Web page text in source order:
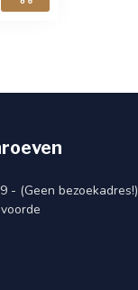
- (Geen bezoekadres!)